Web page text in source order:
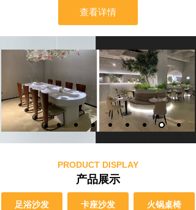
查看详情
PRODUCT DISPLAY
产品展示
足浴沙发 卡座沙发 火锅桌椅